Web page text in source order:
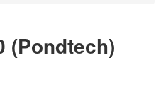
(Pondtech)